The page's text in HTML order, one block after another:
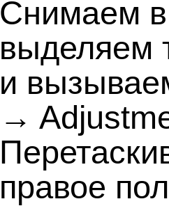
Снимаем
выделяем
и
→
правое